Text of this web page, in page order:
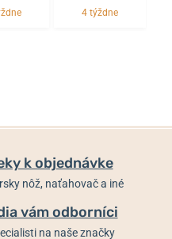
4 týždne
k objednávke
nôž, naťahovač a iné
vám odborníci
na naše značky